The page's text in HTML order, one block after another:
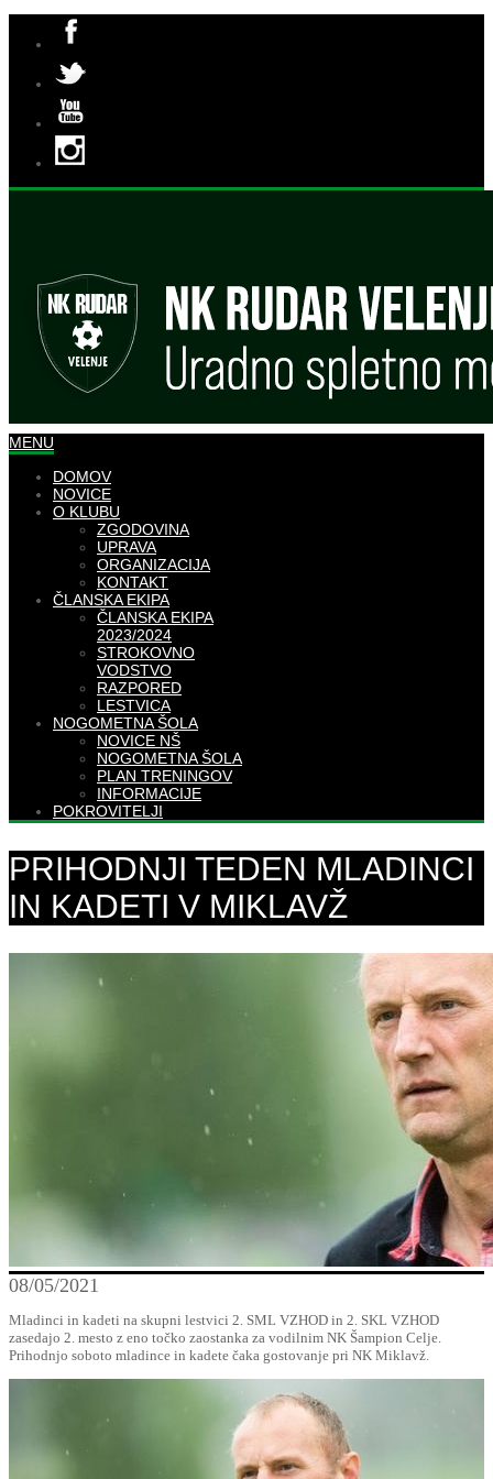
MENU
DOMOV
NOVICE
O KLUBU
ZGODOVINA
UPRAVA
ORGANIZACIJA
KONTAKT
ČLANSKA EKIPA
ČLANSKA EKIPA
2023/2024
STROKOVNO
VODSTVO
RAZPORED
LESTVICA
NOGOMETNA ŠOLA
NOVICE NŠ
NOGOMETNA ŠOLA
PLAN TRENINGOV
INFORMACIJE
POKROVITELJI
PRIHODNJI TEDEN MLADINCI
IN KADETI V MIKLAVŽ
08/05/2021
Mladinci in kadeti na skupni lestvici 2. SML VZHOD in 2. SKL VZHOD
zasedajo 2. mesto z eno točko zaostanka za vodilnim NK Šampion Celje.
Prihodnjo soboto mladince in kadete čaka gostovanje pri NK Miklavž.